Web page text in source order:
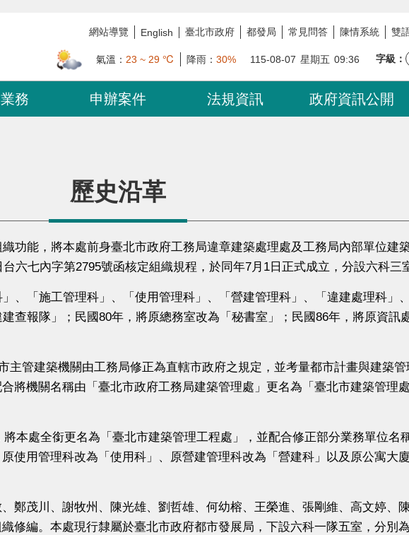
網站導覽 English 臺北市政府 都發局 常見問答 陳情系統 雙
氣溫： 23 ~ 29 ℃ 降雨： 30% 115-08-07 星期五 09:36 字級
務 申辦案件 法規資訊 政府資訊公開
歷史沿革
能，將本處前身臺北市政府工務局違章建築處理處及工務局內部單位建
六七內字第2795號函核定組織規程，於同年7月1日正式成立，分設六科三
「施工管理科」、「使用管理科」、「營建管理科」、「違建處理科」
查報隊」；民國80年，將原總務室改為「秘書室」；民國86年，將原資訊
管建築機關由工務局修正為直轄市政府之規定，並考量都市計畫與建築管
將機關名稱由「臺北市政府工務局建築管理處」更名為「臺北市建築管理
處全銜更名為「臺北市建築管理工程處」，並配合修正部分業務單位名
使用管理科改為「使用科」、原營建管理科改為「營建科」以及原公寓大
茂川、謝牧州、陳光雄、劉哲雄、何幼榕、王榮進、張剛維、高文婷、
修編。本處現行隸屬於臺北市政府都市發展局，下設六科一隊五室，分別